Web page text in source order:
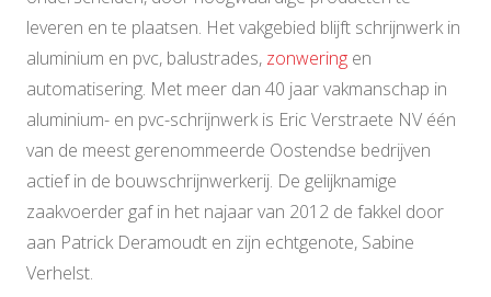
leveren en te plaatsen. Het vakgebied blijft schrijnwerk in
aluminium en pvc, balustrades, zonwering en
automatisering. Met meer dan 40 jaar vakmanschap in
aluminium- en pvc-schrijnwerk is Eric Verstraete NV één
van de meest gerenommeerde Oostendse bedrijven
actief in de bouwschrijnwerkerij. De gelijknamige
zaakvoerder gaf in het najaar van 2012 de fakkel door
aan Patrick Deramoudt en zijn echtgenote, Sabine
Verhelst.